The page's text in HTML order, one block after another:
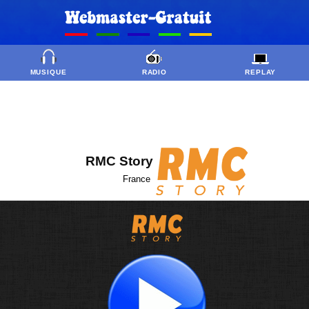
MUSIQUE RADIO REPLAY
RMC Story
France